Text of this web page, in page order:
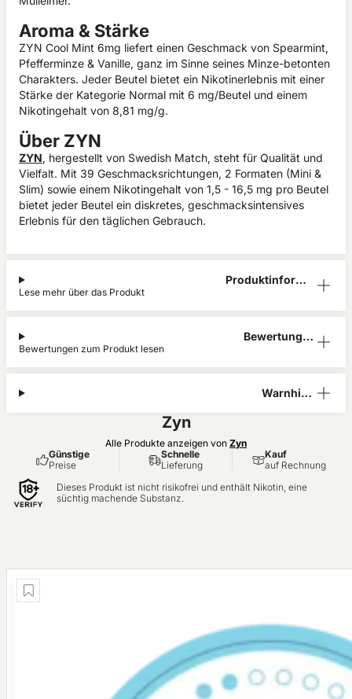
Aroma & Stärke
ZYN Cool Mint 6mg liefert einen Geschmack von Spearmint,
Pfefferminze & Vanille, ganz im Sinne seines Minze-betonten
Charakters. Jeder Beutel bietet ein Nikotinerlebnis mit einer
Stärke der Kategorie Normal mit 6 mg/Beutel und einem
Nikotingehalt von 8,81 mg/g.
Über ZYN
ZYN, hergestellt von Swedish Match, steht für Qualität und
Vielfalt. Mit 39 Geschmacksrichtungen, 2 Formaten (Mini &
Slim) sowie einem Nikotingehalt von 1,5 - 16,5 mg pro Beutel
bietet jeder Beutel ein diskretes, geschmacksintensives
Erlebnis für den täglichen Gebrauch.
Produktinform
Lese mehr über das Produkt
Bewertunge
Bewertungen zum Produkt lesen
Warnhinw
Zyn
Alle Produkte anzeigen von Zyn
Günstige
Preise
Schnelle
Lieferung
Kauf
auf Rechnung
Dieses Produkt ist nicht risikofrei und enthält Nikotin, eine
süchtig machende Substanz.